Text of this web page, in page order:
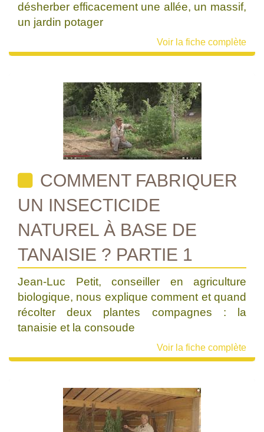
désherber efficacement une allée, un massif,
un jardin potager
Voir la fiche complète
COMMENT FABRIQUER
UN INSECTICIDE
NATUREL À BASE DE
TANAISIE ? PARTIE 1
Jean-Luc Petit, conseiller en agriculture
biologique, nous explique comment et quand
récolter deux plantes compagnes : la
tanaisie et la consoude
Voir la fiche complète